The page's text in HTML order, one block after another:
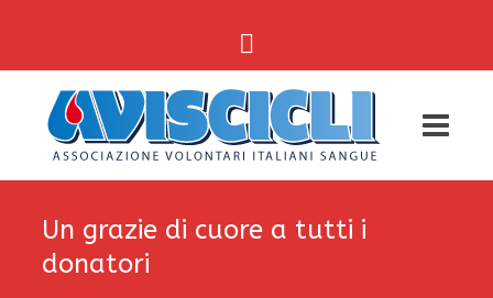
Un grazie di cuore a tutti i
donatori